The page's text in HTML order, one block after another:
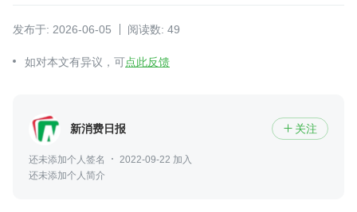
发布于: 2026-06-05 阅读数: 49
如对本文有异议，可点此反馈
新消费日报  关注
还未添加个人签名
2022-09-22 加入
还未添加个人简介